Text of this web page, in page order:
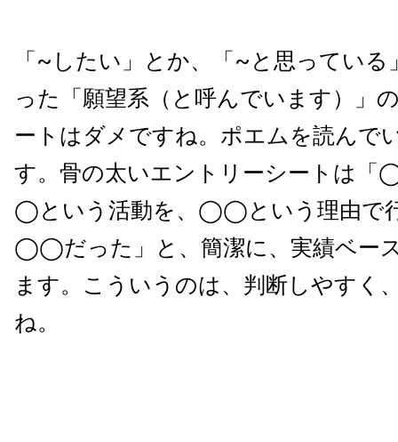
「~したい」とか、「~と思ってい
った「願望系（と呼んでいます）」
ートはダメですね。ポエムを読んで
す。骨の太いエントリーシートは
◯という活動を、◯◯という理由で
◯◯だった」と、簡潔に、実績ベー
ます。こういうのは、判断しやすく
ね。